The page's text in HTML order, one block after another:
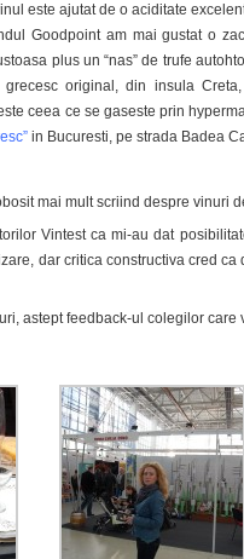
este ajutat de o aciditate
Goodpoint am mai gustat o
plus un “nas” de trufe
original, din insula
ceea ce se gaseste prin
in Bucuresti, pe strada Badea
mai mult scriind despre vinuri
Vintest ca mi-au dat
dar critica constructiva cred
astept feedback-ul colegilor care